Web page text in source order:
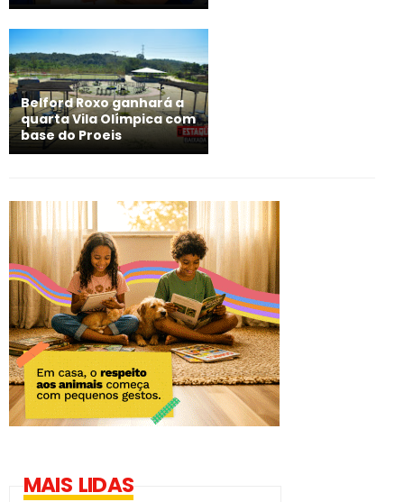
Belford Roxo ganhará a
quarta Vila Olímpica com
base do Proeis
MAIS LIDAS